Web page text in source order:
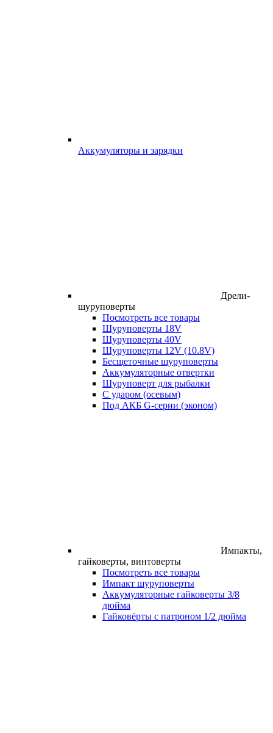
Аккумуляторы и зарядки
Дрели-
шуруповерты
Посмотреть все товары
Шуруповерты 18V
Шуруповерты 40V
Шуруповерты 12V (10.8V)
Бесщеточные шуруповерты
Аккумуляторные отвертки
Шуруповерт для рыбалки
С ударом (осевым)
Под АКБ G-серии (эконом)
Импакты,
гайковерты, винтоверты
Посмотреть все товары
Импакт шуруповерты
Аккумуляторные гайковерты 3/8
дюйма
Гайковёрты с патроном 1/2 дюйма